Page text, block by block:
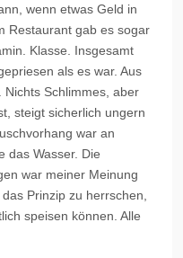
wenn etwas Geld in
Restaurant gab es sogar
Klasse. Insgesamt
als es war. Aus
Nichts Schlimmes, aber
steigt sicherlich ungern
war an
das Wasser. Die
war meiner Meinung
Prinzip zu herrschen,
speisen können. Alle